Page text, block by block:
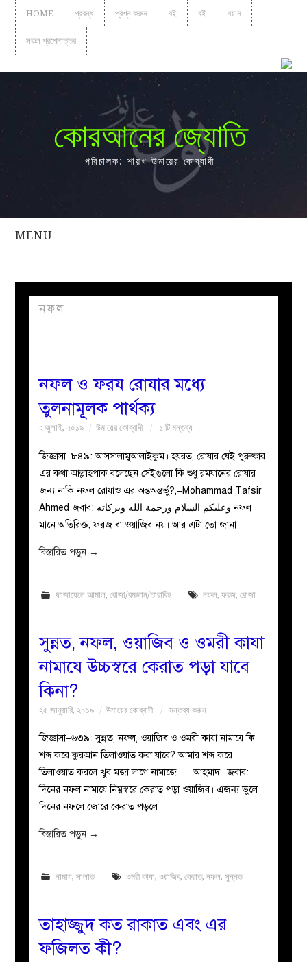
HOME প্রবন্ধ প্রশ্ন করুন বই বই বয়ান
সকল প্রশ্নোত্তর
কোরআনের জ্যোতি
পরিচালক: শায়খ উমায়ের কোব্বাদী
MENU
সকল
প্রবন্ধ
পাতা
মজলিস
প্রশ্ন
করুন
নফল
নফল ও ফরয রোযার মধ্যে
তুলনামূলক পার্থক্য
২ জুলাই, ২০১৯ উমায়ের কোব্বাদী ১ টি মন্তব্য
জিজ্ঞাসা–৮৪৯: আসসালামুআলাইকুম। হযরত, রোযার যেই পুরুষ্কার
এর কথা আল্লাহপাক বলেছেন সেইগুলো কি শুধু রমযানের রোযার
জন্য নাকি নফল রোযাও এর অন্তঅন্তর্ভু?,–Mohammad Tafsir
Ahmed জবাব: وعليكم السلام ورحمة الله وبركاته নফল
মানে অতিরিক্ত, ফরজ বা ওয়াজিব নয়। আর এটা তো জানা
বিস্তারিত পড়ুন →
ফাজায়েলে আমাল, রোজা/রমজান/তারাবিহ নফল, ফরজ, রোজা
সুন্নত, নফল, ওয়াজিব ও ওমরী কাযা
নামাযে উচ্চস্বরে কেরাত পড়া যাবে
কিনা?
২৫ জানুয়ারি, ২০১৯ উমায়ের কোব্বাদী মন্তব্য করুন
জিজ্ঞাসা–৬৩৯: সুন্নত, নফল, ওয়াজিব ও ওমরী কাযা নামাযে কি
শব্দ করে কুরআন তিলাওয়াত করা যাবে? আমার শব্দ করে
তিলাওয়াত করলে খুব মজা লাগে নামাজে।— আহমাদ। জবাব:
দিনের নফল নামাযে নিম্নস্বরে কেরাত পড়া ওয়াজিব। এজন্য ভুলে
দিনের নফলে জোরে কেরাত পড়লে
বিস্তারিত পড়ুন →
নামায, সালাত ওমরী কাযা, ওয়াজিব, কেরাত, নফল, সুন্নত
তাহাজ্জুদ কত রাকাত এবং এর
ফজিলত কী?